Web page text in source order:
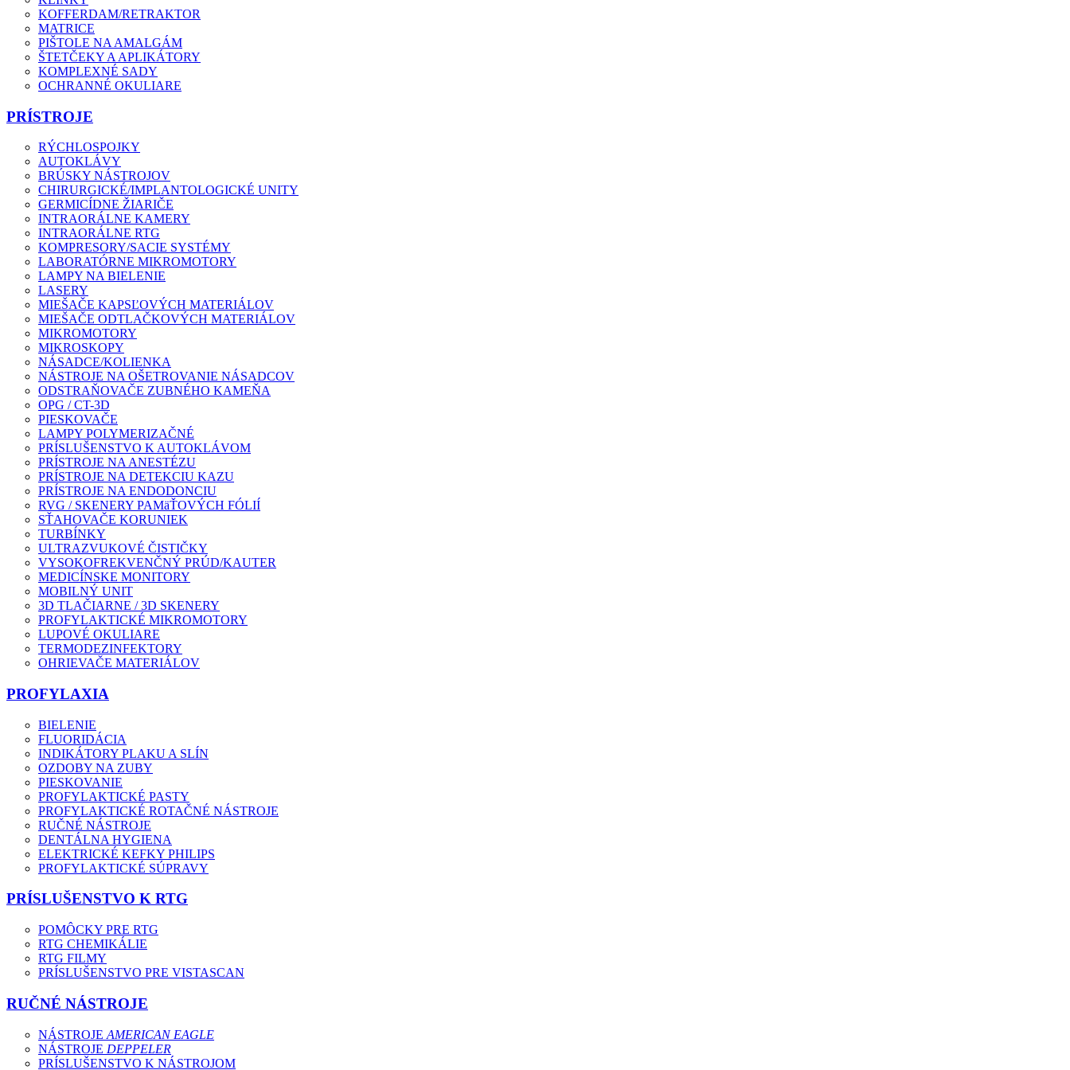
KOFFERDAM/RETRAKTOR
MATRICE
PIŠTOLE NA AMALGÁM
ŠTETČEKY A APLIKÁTORY
KOMPLEXNÉ SADY
OCHRANNÉ OKULIARE
PRÍSTROJE
RÝCHLOSPOJKY
AUTOKLÁVY
BRÚSKY NÁSTROJOV
CHIRURGICKÉ/IMPLANTOLOGICKÉ UNITY
GERMICÍDNE ŽIARIČE
INTRAORÁLNE KAMERY
INTRAORÁLNE RTG
KOMPRESORY/SACIE SYSTÉMY
LABORATÓRNE MIKROMOTORY
LAMPY NA BIELENIE
LASERY
MIEŠAČE KAPSĽOVÝCH MATERIÁLOV
MIEŠAČE ODTLAČKOVÝCH MATERIÁLOV
MIKROMOTORY
MIKROSKOPY
NÁSADCE/KOLIENKA
NÁSTROJE NA OŠETROVANIE NÁSADCOV
ODSTRAŇOVAČE ZUBNÉHO KAMEŇA
OPG / CT-3D
PIESKOVAČE
LAMPY POLYMERIZAČNÉ
PRÍSLUŠENSTVO K AUTOKLÁVOM
PRÍSTROJE NA ANESTÉZU
PRÍSTROJE NA DETEKCIU KAZU
PRÍSTROJE NA ENDODONCIU
RVG / SKENERY PAMäŤOVÝCH FÓLIÍ
SŤAHOVAČE KORUNIEK
TURBÍNKY
ULTRAZVUKOVÉ ČISTIČKY
VYSOKOFREKVENČNÝ PRÚD/KAUTER
MEDICÍNSKE MONITORY
MOBILNÝ UNIT
3D TLAČIARNE / 3D SKENERY
PROFYLAKTICKÉ MIKROMOTORY
LUPOVÉ OKULIARE
TERMODEZINFEKTORY
OHRIEVAČE MATERIÁLOV
PROFYLAXIA
BIELENIE
FLUORIDÁCIA
INDIKÁTORY PLAKU A SLÍN
OZDOBY NA ZUBY
PIESKOVANIE
PROFYLAKTICKÉ PASTY
PROFYLAKTICKÉ ROTAČNÉ NÁSTROJE
RUČNÉ NÁSTROJE
DENTÁLNA HYGIENA
ELEKTRICKÉ KEFKY PHILIPS
PROFYLAKTICKÉ SÚPRAVY
PRÍSLUŠENSTVO K RTG
POMÔCKY PRE RTG
RTG CHEMIKÁLIE
RTG FILMY
PRÍSLUŠENSTVO PRE VISTASCAN
RUČNÉ NÁSTROJE
NÁSTROJE AMERICAN EAGLE
NÁSTROJE DEPPELER
PRÍSLUŠENSTVO K NÁSTROJOM